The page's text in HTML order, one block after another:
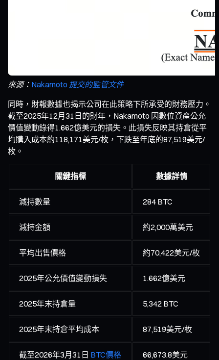
來源： Nakamoto 提交的監管文件
同時，財報數據也揭示公司在此策略下所承受的財務壓力。
截至2025年12月31日的財年，Nakamoto 因數位資產公允
價值變動錄得1.662億美元的損失。此損失反映其持倉從平
均購入成本約118,171美元/枚，下跌至年底的87,519美元/
枚。
關鍵指標 數據詳情
減持數量 284 BTC
減持金額 約2,000萬美元
平均出售價格 約70,422美元/枚
2025年公允價值變動損失 1.662億美元
2025年末持倉量 5,342 BTC
2025年末持倉平均成本 87,519美元/枚
截至2026年3月31日 BTC價格 66,673.8美元